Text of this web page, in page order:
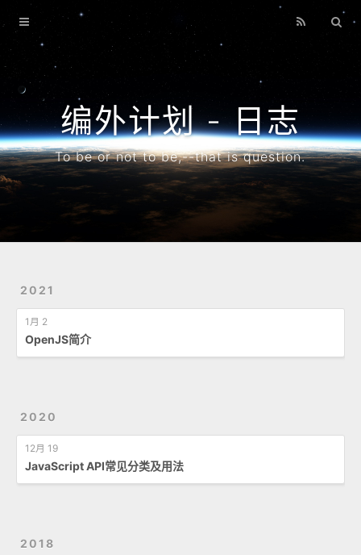
编外计划 - 日志
To be or not to be,--that is question.
2021
1月 2
OpenJS简介
2020
12月 19
JavaScript API常见分类及用法
2018
首页
专题
归档